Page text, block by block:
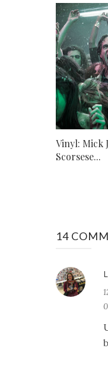
Vinyl: Mick
Scorsese...
14